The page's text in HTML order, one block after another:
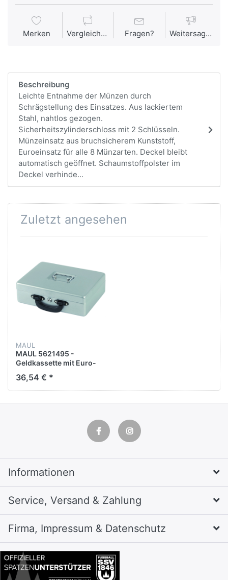
Merken Vergleichen Fragen? Weitersagen
Beschreibung
Leichte Entnahme der Münzen durch
Schrägstellung des Einsatzes. Aus lackiertem
Stahl, nahtlos gezogen.
Sicherheitszylinderschloss mit 2 Schlüsseln.
Münzeinsatz aus bruchsicherem Kunststoff,
Euroeinsatz für alle 8 Münzarten. Deckel bleibt
automatisch geöffnet. Schaumstoffpolster im
Deckel verhinde...
Zuletzt angesehen
MAUL
MAUL 5621495 -
Geldkassette mit Euro-
Zähleinsatz, 30x24,5x9,3
cm, Silber
36,54 € *
Informationen
Service, Versand & Zahlung
Firma, Impressum & Datenschutz